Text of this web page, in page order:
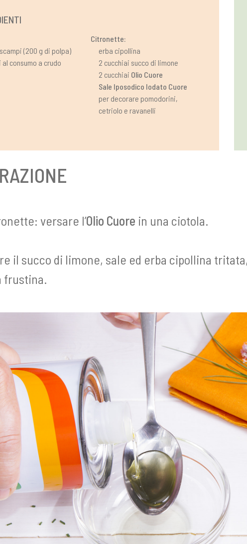
(200 g di polpa)
consumo a crudo
Citronette:
erba cipollina
2 cucchiai succo di limone
2 cucchiai Olio Cuore
Sale Iposodico Iodato Cuore
per decorare pomodorini,
cetriolo e ravanelli
versare l’Olio Cuore in una ciotola.
il succo di limone, sale ed erba cipollina
frustina.